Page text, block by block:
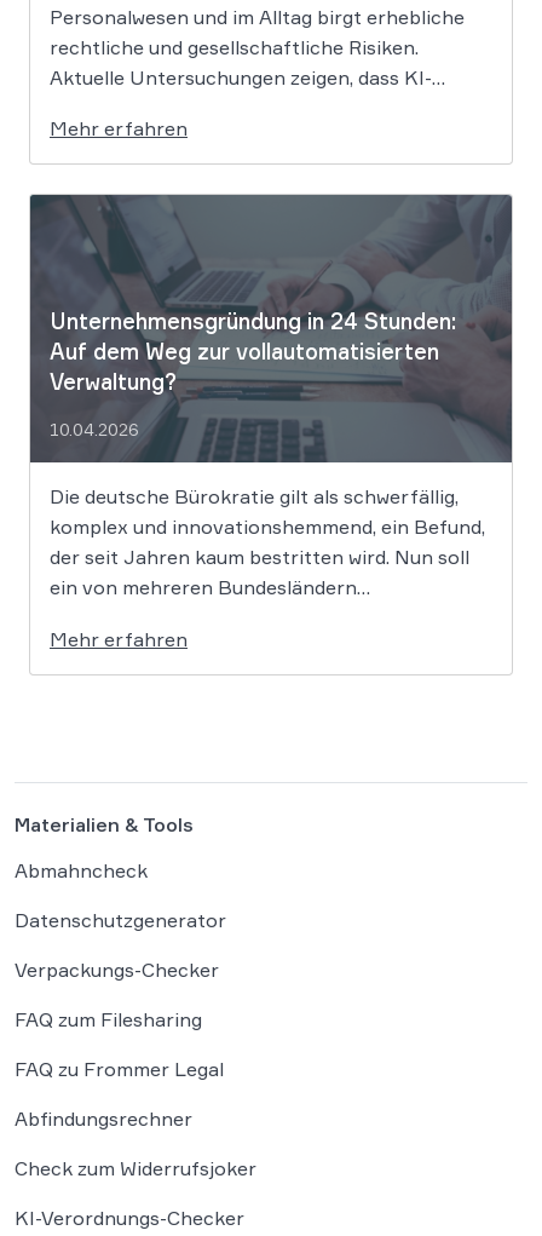
Personalwesen und im Alltag birgt erhebliche
rechtliche und gesellschaftliche Risiken.
Aktuelle Untersuchungen zeigen, dass KI-
Bewerbungsprozessen systematisch rassistisch
aussortieren und Frauen zu geringeren
Gehaltsforderungen raten. Diese digitalen
Vorurteile stellen Unternehmen vor massive
Haftungsrisiken nach dem Allgemeinen
Gleichbehandlungsgesetz. Die fortschreitende
Digitalisierung […]
Mehr erfahren
Unternehmensgründung in 24 Stunden:
Auf dem Weg zur vollautomatisierten
Verwaltung?
10.04.2026
Die deutsche Bürokratie gilt als schwerfällig,
komplex und innovationshemmend, ein Befund,
der seit Jahren kaum bestritten wird. Nun soll
ein von mehreren Bundesländern
schaffen. Der Ansatz ist ambitioniert:
Unternehmensgründungen sollen künftig
Mehr erfahren
Materialien & Tools
Abmahncheck
Datenschutzgenerator
Verpackungs-Checker
FAQ zum Filesharing
FAQ zu Frommer Legal
Abfindungsrechner
Check zum Widerrufsjoker
KI-Verordnungs-Checker